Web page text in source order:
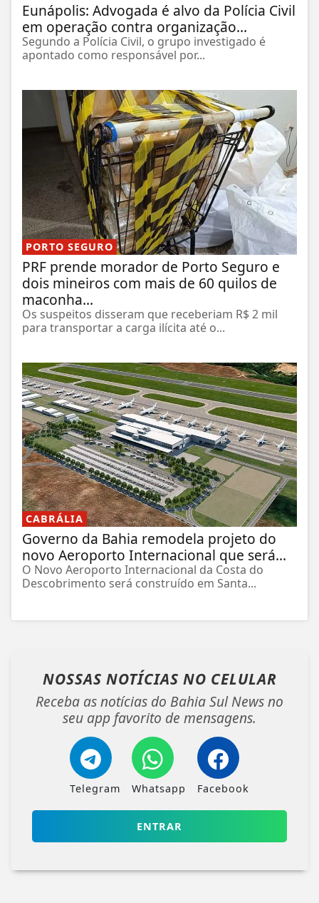
Eunápolis: Advogada é alvo da Polícia Civil
em operação contra organização...
Segundo a Polícia Civil, o grupo investigado é
apontado como responsável por...
PORTO SEGURO
PRF prende morador de Porto Seguro e
dois mineiros com mais de 60 quilos de
maconha...
Os suspeitos disseram que receberiam R$ 2 mil
para transportar a carga ilícita até o...
CABRÁLIA
Governo da Bahia remodela projeto do
novo Aeroporto Internacional que será...
O Novo Aeroporto Internacional da Costa do
Descobrimento será construído em Santa...
NOSSAS NOTÍCIAS NO CELULAR
Receba as notícias do Bahia Sul News no
seu app favorito de mensagens.
Telegram Whatsapp Facebook
ENTRAR